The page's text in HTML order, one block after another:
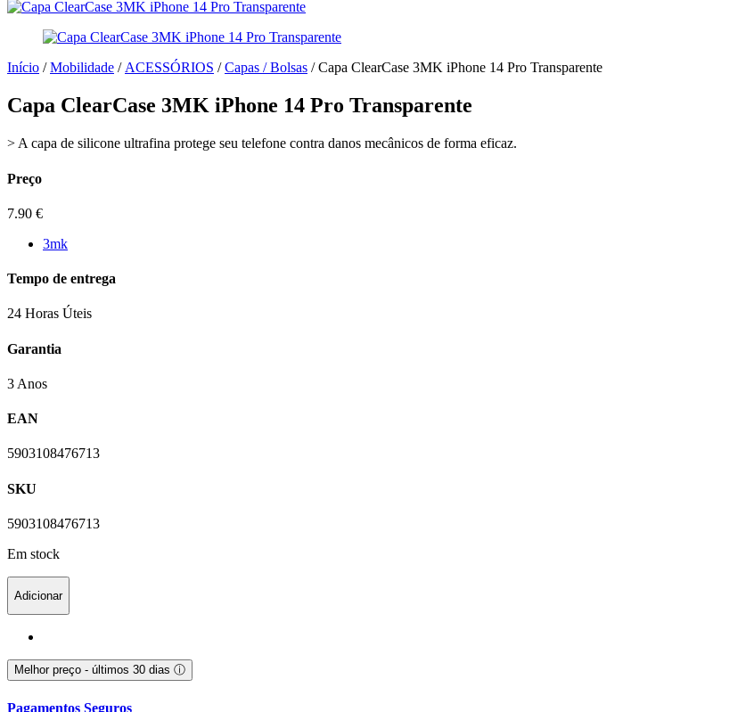
Início /Mobilidade /ACESSÓRIOS /Capas / Bolsas / Capa ClearCase 3MK iPhone 14 Pro Transparente
Capa ClearCase 3MK iPhone 14 Pro Transparente
> A capa de silicone ultrafina protege seu telefone contra danos mecânicos de forma eficaz.
Preço
7.90 €
3mk
Tempo de entrega
24 Horas Úteis
Garantia
3 Anos
EAN
5903108476713
SKU
5903108476713
Em stock
Adicionar
Melhor preço - últimos 30 dias ⓘ
Pagamentos Seguros